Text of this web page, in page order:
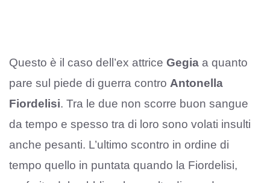
Questo è il caso dell’ex attrice Gegia a quanto
pare sul piede di guerra contro Antonella
Fiordelisi. Tra le due non scorre buon sangue
da tempo e spesso tra di loro sono volati insulti
anche pesanti. L’ultimo scontro in ordine di
tempo quello in puntata quando la Fiordelisi,